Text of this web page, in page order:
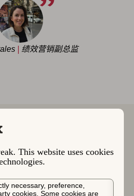
This website uses cookies
necessary, preference,
cookies. Some cookies are
绩效营销副总监
案例研究